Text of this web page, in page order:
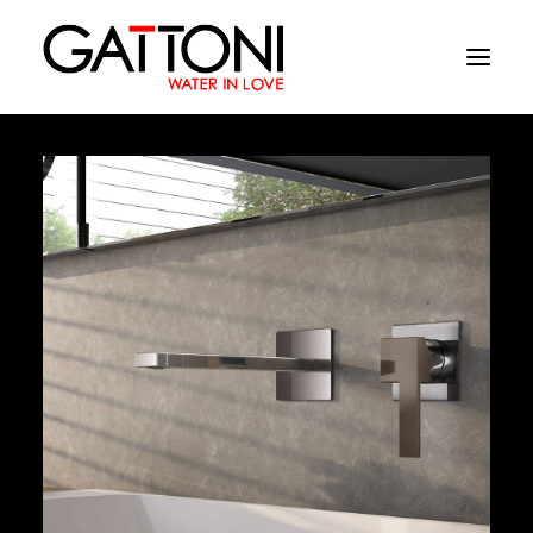
Azienda
Ambienti
Prodotti
Finiture
Media
Dove acquistare
Contatti